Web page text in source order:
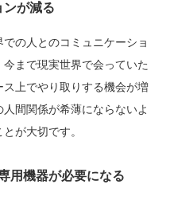
ンが減る
の人とのコミュニケーショ
まで現実世界で会っていた
上でやり取りする機会が増
間関係が希薄にならないよ
が大切です。
用機器が必要になる